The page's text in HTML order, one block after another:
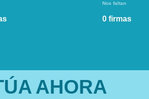
Nos faltan
0 firmas
AHORA